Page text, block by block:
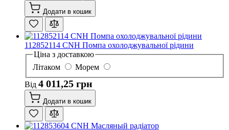
Додати в кошик
112852114 CNH Помпа охолоджувальної рідини
Ціна з доставкою
Літаком
Морем
Від 4 011,25 грн
Додати в кошик